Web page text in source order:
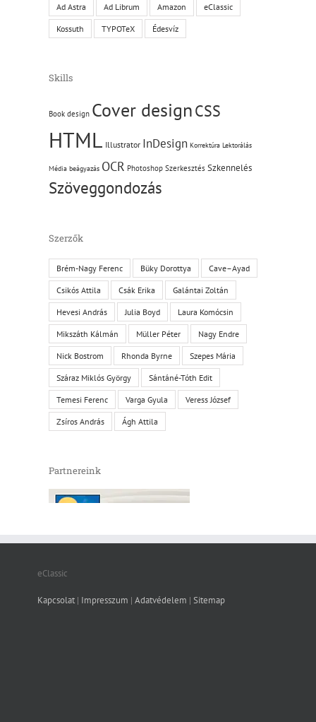
Ad Astra Ad Librum Amazon eClassic
Kossuth TYPOTeX Édesvíz
Skills
Book design Cover designCSS
HTML Illustrator InDesign Korrektúra Lektorálás
Média beágyazás OCR Photoshop Szerkesztés Szkennelés
Szöveggondozás
Szerzők
Brém-Nagy Ferenc Büky Dorottya Cave–Ayad
Csikós Attila Csák Erika Galántai Zoltán
Hevesi András Julia Boyd Laura Komócsin
Mikszáth Kálmán Müller Péter Nagy Endre
Nick Bostrom Rhonda Byrne Szepes Mária
Száraz Miklós György Sántáné-Tóth Edit
Temesi Ferenc Varga Gyula Veress József
Zsíros András Ágh Attila
Partnereink
eClassic
Kapcsolat| Impresszum | Adatvédelem | Sitemap